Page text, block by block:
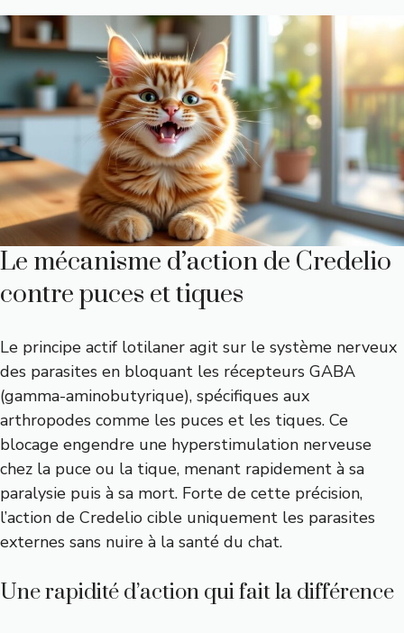
Le mécanisme d’action de Credelio
contre puces et tiques
Le principe actif lotilaner agit sur le système nerveux
des parasites en bloquant les récepteurs GABA
(gamma-aminobutyrique), spécifiques aux
arthropodes comme les puces et les tiques. Ce
blocage engendre une hyperstimulation nerveuse
chez la puce ou la tique, menant rapidement à sa
paralysie puis à sa mort. Forte de cette précision,
l’action de Credelio cible uniquement les parasites
externes sans nuire à la santé du chat.
Une rapidité d’action qui fait la différence